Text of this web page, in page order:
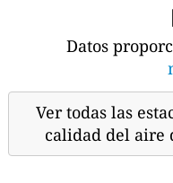
Datos
Ver todas las
calidad del aire